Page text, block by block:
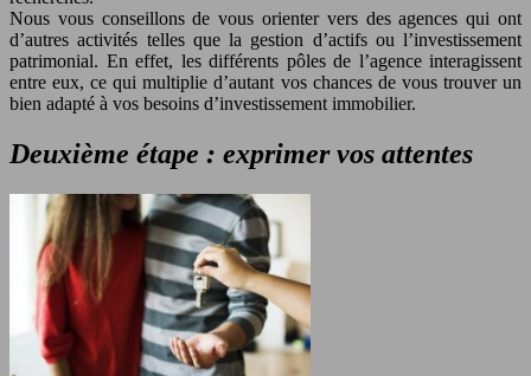
Nous vous conseillons de vous orienter vers des agences qui ont
d’autres activités telles que la gestion d’actifs ou l’investissement
patrimonial. En effet, les différents pôles de l’agence interagissent
entre eux, ce qui multiplie d’autant vos chances de vous trouver un
bien adapté à vos besoins d’investissement immobilier.
Deuxième étape : exprimer vos attentes